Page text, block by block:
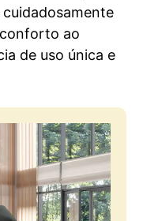
ao
de uso única e